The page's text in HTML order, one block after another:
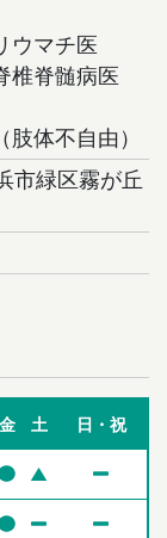
ウマチ医
椎脊髄病医
体不自由）
市緑区霧が丘
金 土 日・祝
▲